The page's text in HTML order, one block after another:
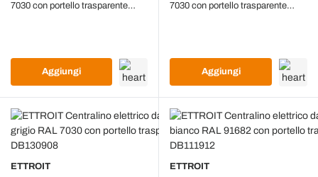
7030 con portello trasparente
Aggiungi
7030 con portello trasparente
Aggiungi
ETTROIT
ETTROIT